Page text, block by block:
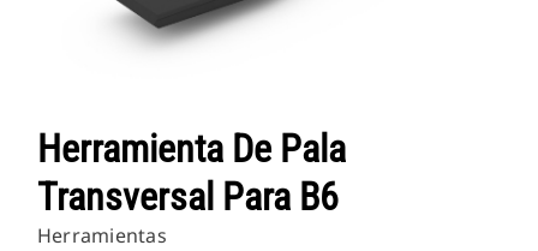
Herramienta De Pala
Transversal Para B6
Herramientas